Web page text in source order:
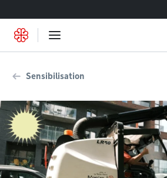
Sensibilisation